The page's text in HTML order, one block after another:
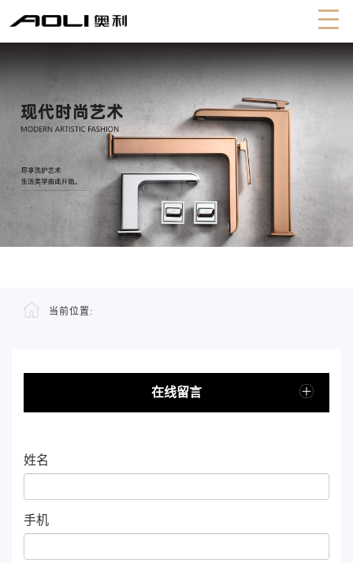
当前位置:
在线留言
姓名
手机